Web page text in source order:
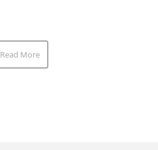
Read More